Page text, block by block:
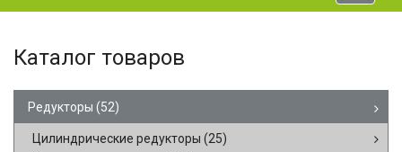
Каталог товаров
Редукторы (52)
Цилиндрические редукторы (25)